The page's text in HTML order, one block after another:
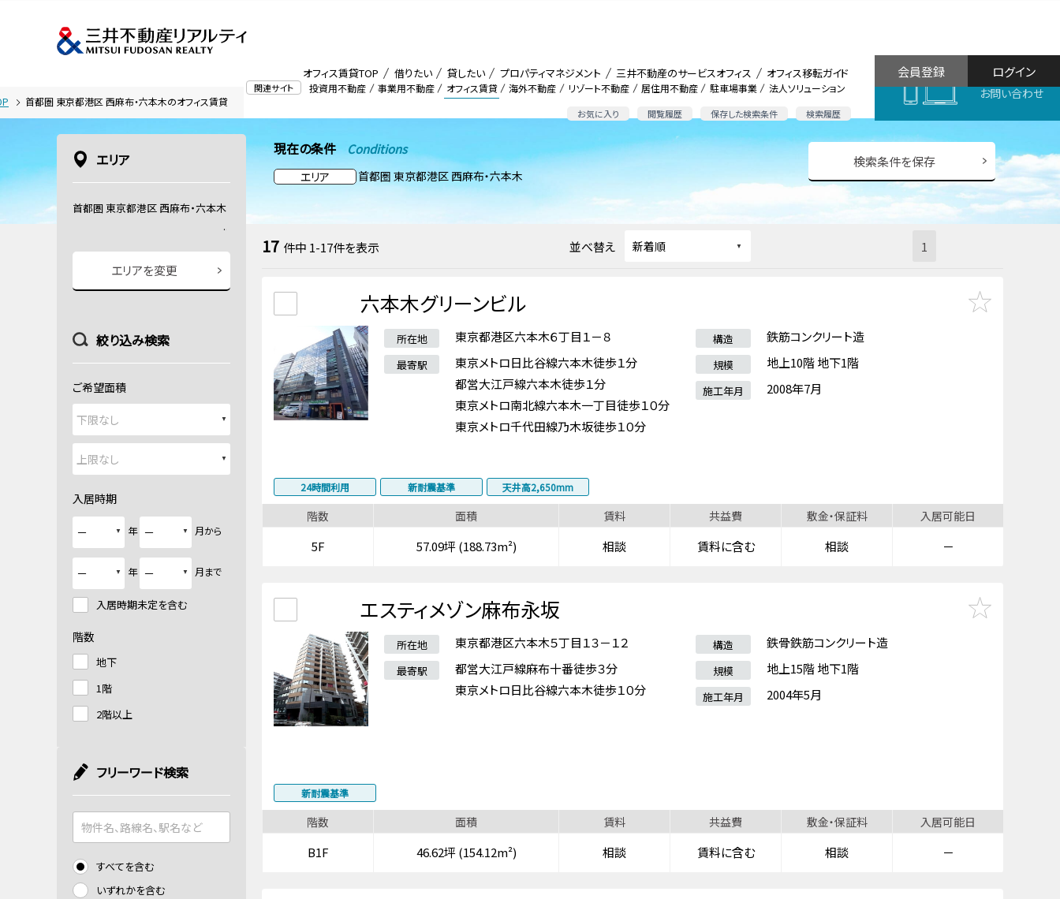
関連サイト 投資用不動産 事業用不動産 オフィス賃貸 海外不動産 リゾート不動産 居住用不動産 駐車場事業 法人ソリューション
お気に入り 閲覧履歴 保存した検索条件 検索履歴
オフィス賃貸TOP 借りたい 貸したい プロパティマネジメント 三井不動産のサービスオフィス オフィス移転ガイド
お問い合わせ
ログイン
会員登録
首都圏 東京都港区 西麻布・六本木のオフィス賃貸
現在の条件 Conditions
エリア 首都圏 東京都港区 西麻布・六本木
検索条件を保存
17 件中 1-17件を表示 並べ替え 1
六本木グリーンビル
所在地 東京都港区六本木６丁目１－８
最寄駅
東京メトロ日比谷線六本木徒歩１分
都営大江戸線六本木徒歩１分
東京メトロ南北線六本木一丁目徒歩１０分
東京メトロ千代田線乃木坂徒歩１０分
構造 鉄筋コンクリート造
規模 地上10階 地下1階
施工年月 2008年7月
24時間利用 新耐震基準 天井高2,650mm
階数 面積 賃料 共益費 敷金・保証料 入居可能日
5F 57.09坪 (188.73m²) 相談 賃料に含む 相談 －
エスティメゾン麻布永坂
所在地 東京都港区六本木５丁目１３－１２
最寄駅
都営大江戸線麻布十番徒歩３分
東京メトロ日比谷線六本木徒歩１０分
構造 鉄骨鉄筋コンクリート造
規模 地上15階 地下1階
施工年月 2004年5月
新耐震基準
階数 面積 賃料 共益費 敷金・保証料 入居可能日
B1F 46.62坪 (154.12m²) 相談 賃料に含む 相談 －
エリア
首都圏 東京都港区 西麻布・六本木
エリアを変更
絞り込み検索
ご希望面積
入居時期
年 月から
年 月まで
入居時期未定を含む
階数
地下
1階
2階以上
フリーワード検索
すべてを含む
いずれかを含む